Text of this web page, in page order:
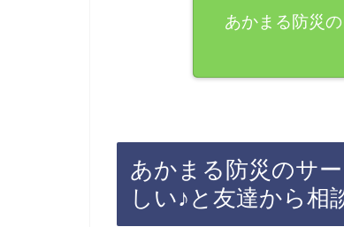
あかまる防災
あかまる防災のサ
しい♪と友達から相